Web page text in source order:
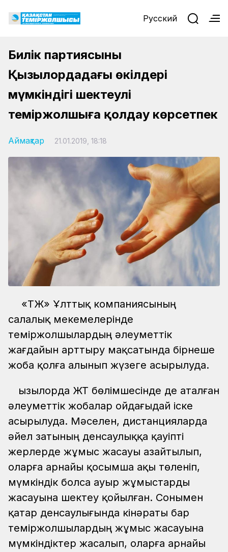
Русский
Билік партиясының
Қызылордадағы өкілдері
мүмкіндігі шектеулі
теміржолшыға қолдау көрсетпек
Аймақтар 21.01.2019, 18:18
«ҚТЖ» Ұлттық компаниясының
салалық мекемелерінде
теміржолшылардың әлеуметтік
жағдайын арттыру мақсатында бірнеше
жоба қолға алынып жүзеге асырылуда.
Қызылорда ЖТ бөлімшесінде де аталған
әлеуметтік жобалар ойдағыдай іске
асырылуда. Мәселен, дистанцияларда
әйел затының денсаулыққа қауіпті
жерлерде жұмыс жасауы азайтылып,
оларға арнайы қосымша ақы төленіп,
мүмкіндік болса ауыр жұмыстарды
жасауына шектеу қойылған. Сонымен
қатар денсаулығында кінәраты бар
теміржолшылардың жұмыс жасауына
мүмкіндіктер жасалып, оларға арнайы